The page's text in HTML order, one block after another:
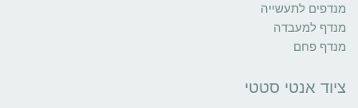
מנדפים לתעשייה
מנדף למעבדה
מנדף פחם
ציוד אנטי סטטי